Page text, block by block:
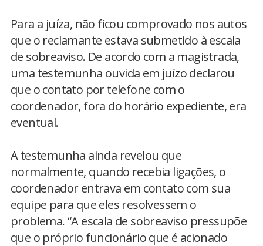
Para a juíza, não ficou comprovado nos autos
que o reclamante estava submetido à escala
de sobreaviso. De acordo com a magistrada,
uma testemunha ouvida em juízo declarou
que o contato por telefone com o
coordenador, fora do horário expediente, era
eventual.
A testemunha ainda revelou que
normalmente, quando recebia ligações, o
coordenador entrava em contato com sua
equipe para que eles resolvessem o
problema. “A escala de sobreaviso pressupõe
que o próprio funcionário que é acionado